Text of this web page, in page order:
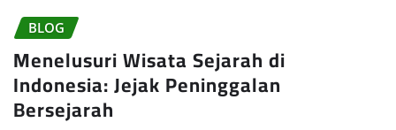
BLOG
Menelusuri Wisata Sejarah di
Indonesia: Jejak Peninggalan
Bersejarah